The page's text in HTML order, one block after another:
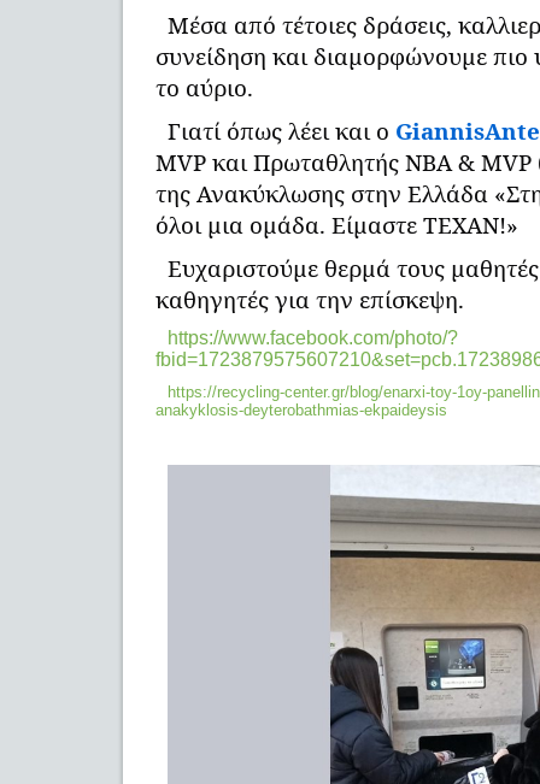
Μέσα από τέτοιες δράσεις,
συνείδηση και διαμορφώνουμε πιο
το αύριο.
Γιατί όπως λέει και ο
MVP και Πρωταθλητής ΝΒΑ &
της Ανακύκλωσης στην Ελλάδα
όλοι μια ομάδα. Είμαστε ΤΕΧΑΝ!»
Ευχαριστούμε θερμά τους
καθηγητές για την επίσκεψη.
https://www.facebook.com/photo/?
https://recycling-center.gr/blog/enarxi-toy-1oy-
anakyklosis-deyterobathmias-ekpaideysis